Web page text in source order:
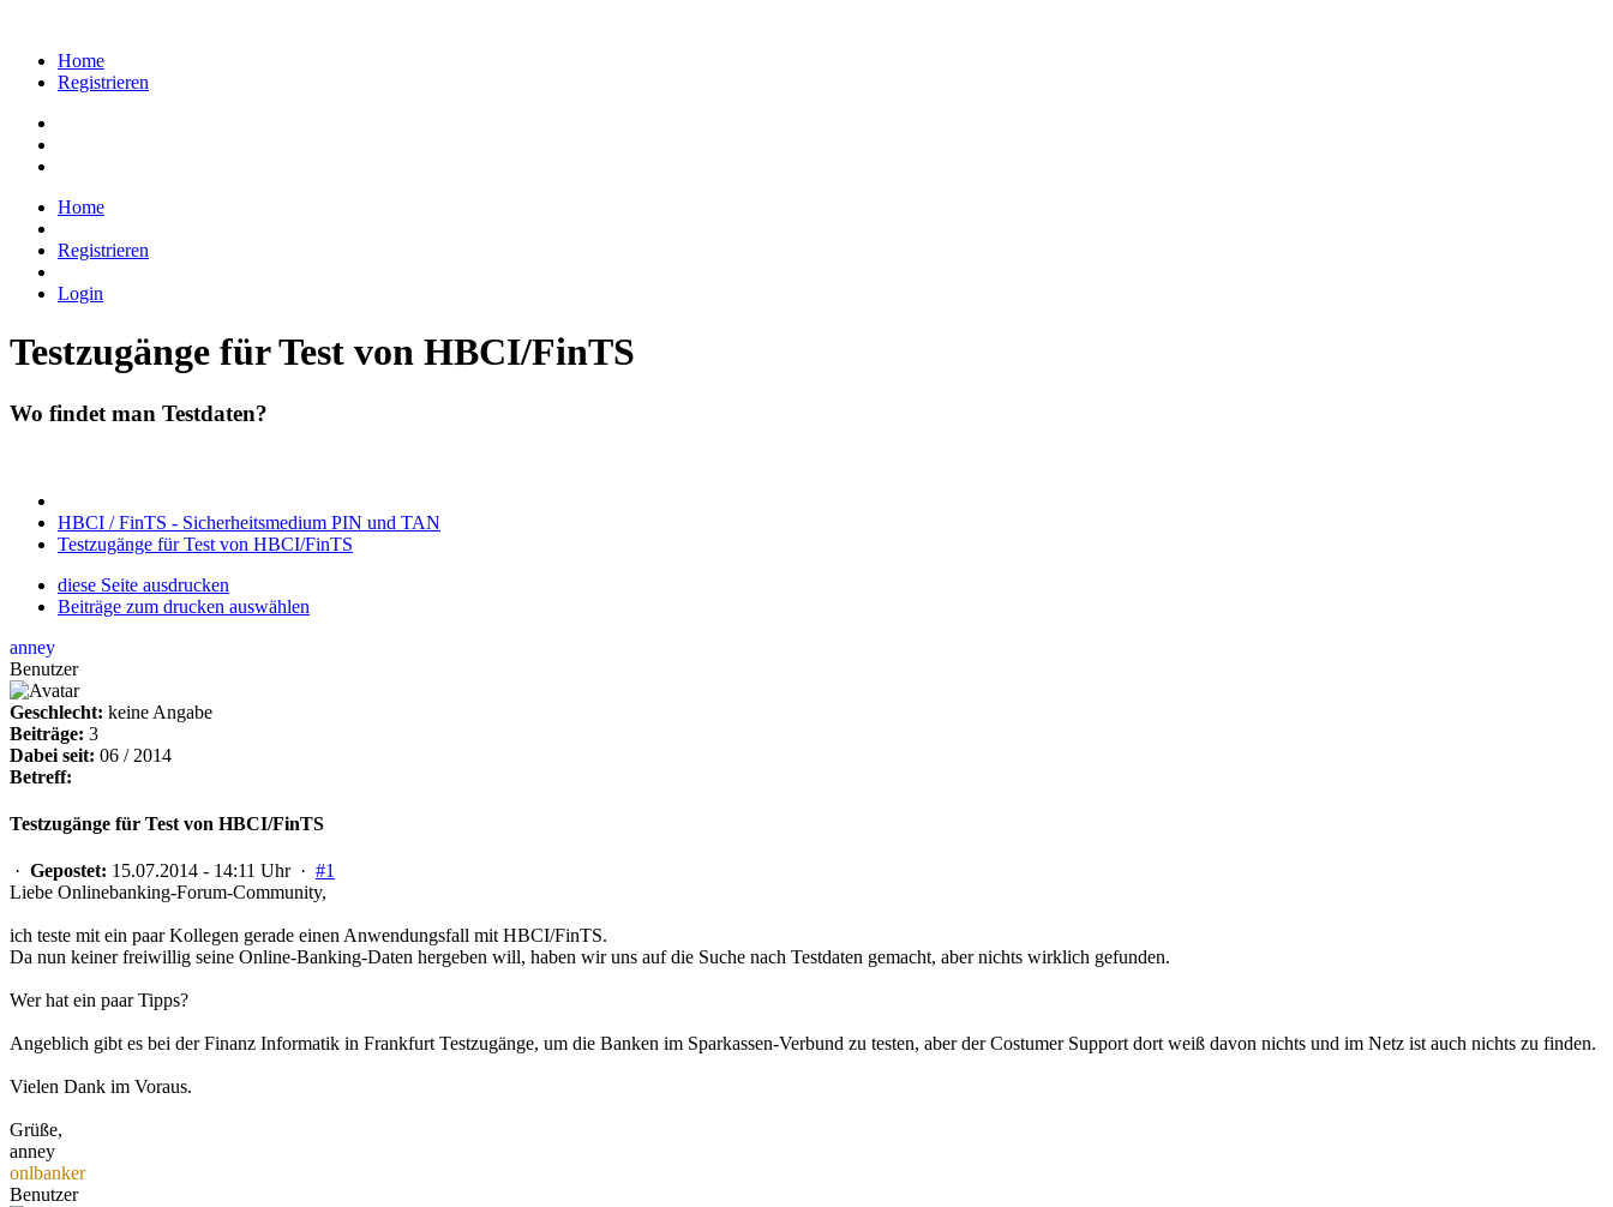
Home
Registrieren
Home
Registrieren
Login
Testzugänge für Test von HBCI/FinTS
Wo findet man Testdaten?
HBCI / FinTS - Sicherheitsmedium PIN und TAN
Testzugänge für Test von HBCI/FinTS
diese Seite ausdrucken
Beiträge zum drucken auswählen
anney
Benutzer
Geschlecht: keine Angabe
Beiträge: 3
Dabei seit: 06 / 2014
Betreff:
Testzugänge für Test von HBCI/FinTS
· Gepostet: 15.07.2014 - 14:11 Uhr · #1
Liebe Onlinebanking-Forum-Community,
ich teste mit ein paar Kollegen gerade einen Anwendungsfall mit HBCI/FinTS.
Da nun keiner freiwillig seine Online-Banking-Daten hergeben will, haben wir uns auf die Suche nach Testdaten gemacht, aber nichts wirklich gefunden.
Wer hat ein paar Tipps?
Angeblich gibt es bei der Finanz Informatik in Frankfurt Testzugänge, um die Banken im Sparkassen-Verbund zu testen, aber der Costumer Support dort weiß davon nichts und im Netz ist auch nichts zu finden.
Vielen Dank im Voraus.
Grüße,
anney
onlbanker
Benutzer